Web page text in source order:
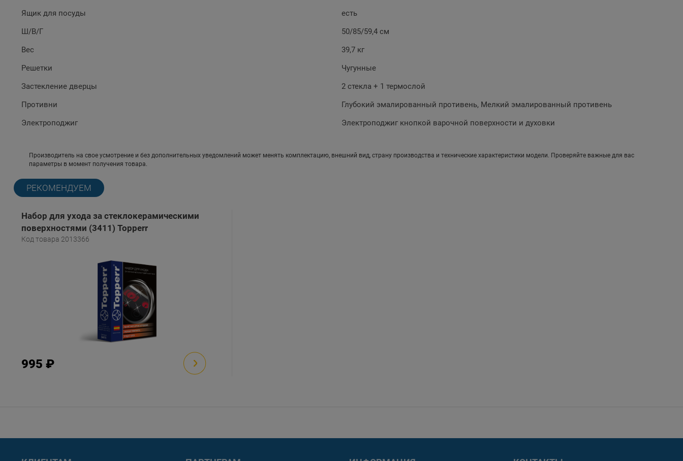
Ящик для посуды
есть
Ш/В/Г
50/85/59,4 см
Вес
39,7 кг
Решетки
Чугунные
Застекление дверцы
2 стекла + 1 термослой
Противни
Глубокий эмалированный противень, Мелкий эмалированный противень
Электроподжиг
Электроподжиг кнопкой варочной поверхности и духовки
Производитель на свое усмотрение и без дополнительных уведомлений может менять комплектацию, внешний вид, страну производства и технические характеристики модели. Проверяйте важные для вас
параметры в момент получения товара.
РЕКОМЕНДУЕМ
Набор для ухода за стеклокерамическими
поверхностями (3411) Topperr
Код товара 2013366
995 ₽